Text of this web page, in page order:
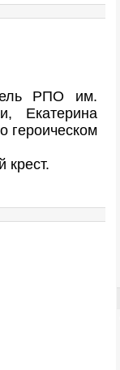
РПО им.
Екатерина
героическом
крест.